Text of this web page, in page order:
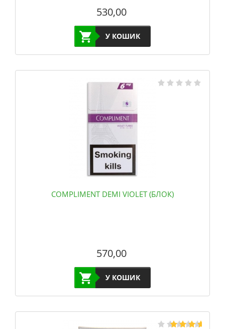
530,00
У КОШИК
COMPLIMENT DEMI VIOLET (БЛОК)
570,00
У КОШИК